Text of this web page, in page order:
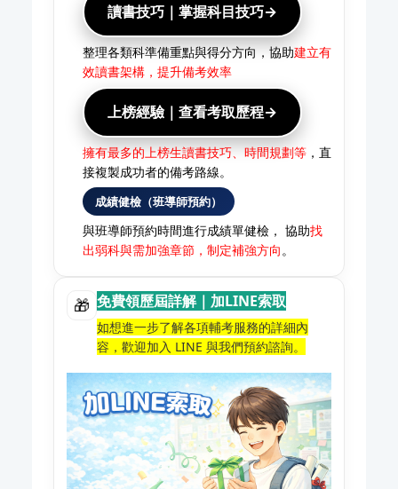
讀書技巧｜掌握科目技巧→
整理各類科準備重點與得分方向，協助建立有
效讀書架構，提升備考效率
上榜經驗｜查看考取歷程→
擁有最多的上榜生讀書技巧、時間規劃等，直
接複製成功者的備考路線。
成績健檢（班導師預約）
與班導師預約時間進行成績單健檢， 協助找
出弱科與需加強章節，制定補強方向。
🎁 免費領歷屆詳解｜加LINE索取
如想進一步了解各項輔考服務的詳細內
容，歡迎加入 LINE 與我們預約諮詢。